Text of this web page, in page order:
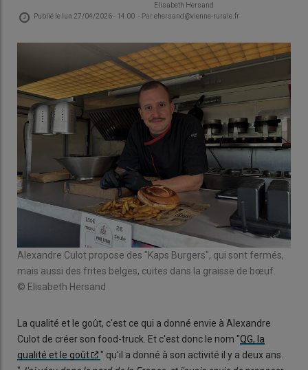
Publié le lun 27/04/2026 - 14:00 - Par
Elisabeth Hersand
ehersand@vienne-rurale.fr
Alexandre Culot propose des "Kaps Burgers", qui sont fermés,
mais aussi des frites belges, cuites dans la graisse de bœuf.
© Elisabeth Hersand
La qualité et le goût, c'est ce qui a donné envie à Alexandre
Culot de créer son food-truck. Et c'est donc le nom "QG, la
qualité et le goût
" qu'il a donné à son activité il y a deux ans.